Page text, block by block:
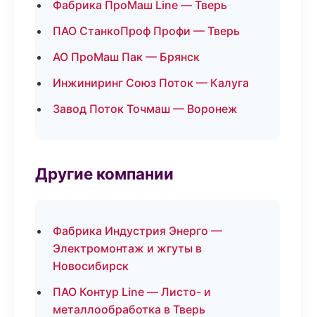
Фабрика ПроМаш Line — Тверь
ПАО СтанкоПроф Профи — Тверь
АО ПроМаш Пак — Брянск
Инжиниринг Союз Поток — Калуга
Завод Поток Точмаш — Воронеж
Другие компании
Фабрика Индустрия Энерго —
Электромонтаж и жгуты в
Новосибирск
ПАО Контур Line — Листо- и
металлообработка в Тверь